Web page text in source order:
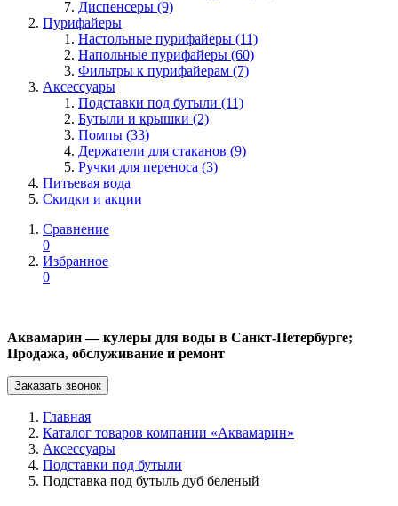
Диспенсеры (9)
Пурифайеры
Настольные пурифайеры (11)
Напольные пурифайеры (60)
Фильтры к пурифайерам (7)
Аксессуары
Подставки под бутыли (11)
Бутыли и крышки (2)
Помпы (33)
Держатели для стаканов (9)
Ручки для переноса (3)
Питьевая вода
Скидки и акции
Сравнение
0
Избранное
0
Аквамарин — кулеры для воды в Санкт-Петербурге;
Продажа, обслуживание и ремонт
Заказать звонок
Главная
Каталог товаров компании «Аквамарин»
Аксессуары
Подставки под бутыли
Подставка под бутыль дуб беленый